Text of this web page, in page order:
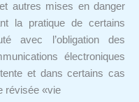
autres mises en danger
la pratique de certains
avec l’obligation des
électroniques
et dans certains cas
révisée «vie